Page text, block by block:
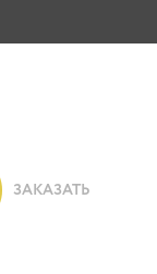
ЗАКАЗАТЬ